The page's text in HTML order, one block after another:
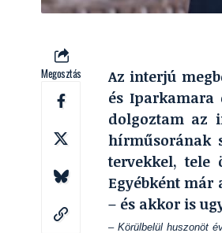
Megosztás
Az interjú
és Iparkamara
dolgoztam az
hírműsorának
tervekkel, tele
Egyébként már
– és akkor is
– Körülbelül huszonöt